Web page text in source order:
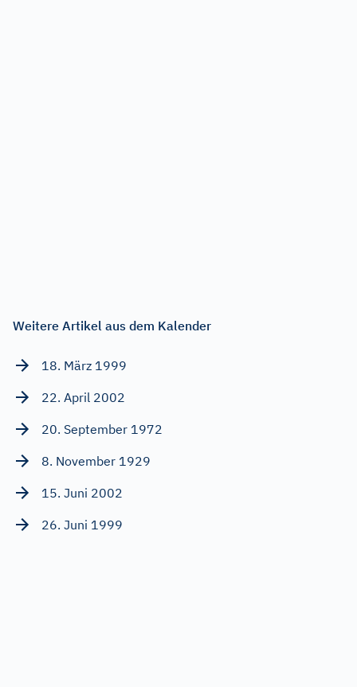
Weitere Artikel aus dem Kalender
18. März 1999
22. April 2002
20. September 1972
8. November 1929
15. Juni 2002
26. Juni 1999